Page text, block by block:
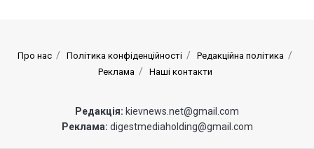
Про нас Політика конфіденційності
Редакційна політика
Реклама
Наші контакти
Редакція: kievnews.net@gmail.com
Реклама: digestmediaholding@gmail.com